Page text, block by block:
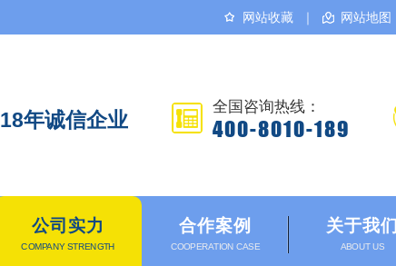
网站收藏 ｜ 网站地图
18年诚信企业
全国咨询热线：
400-8010-189
公司实力
COMPANY STRENGTH
合作案例
COOPERATION CASE
关于我们
ABOUT US